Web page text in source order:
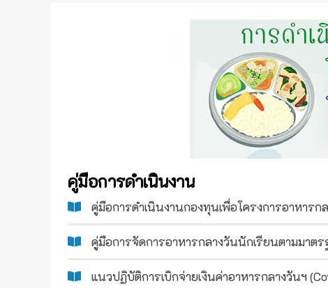
คู่มือการดำเนินงาน
คู่มือการดำเนินงานกองทุนเพื่อโครงการอาหารก
คู่มือการจัดการอาหารกลางวันนักเรียนตามมาต
แนวปฏิบัติการเบิกจ่ายเงินค่าอาหารกลางวันฯ